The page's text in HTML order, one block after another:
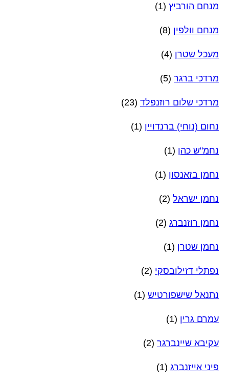
מנחם הורביץ (1)
מנחם וולפין (8)
מעכל שטרן (4)
מרדכי ברגר (5)
מרדכי שלום רוזנפלד (23)
נחום (נוחי) ברנדויין (1)
נחמ"ש כהן (1)
נחמן בזאנסון (1)
נחמן ישראל (2)
נחמן רוזנברג (2)
נחמן שטרן (1)
נפתלי דזילובסקי (2)
נתנאל שישפורטיש (1)
עמרם גרין (1)
עקיבא שיינברגר (2)
פיני אייזנברג (1)